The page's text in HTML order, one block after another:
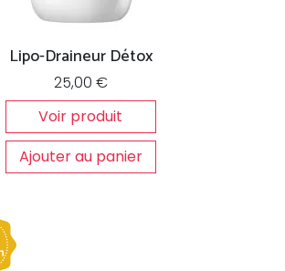
Lipo-Draineur Détox
25,00 €
Voir produit
Ajouter au panier